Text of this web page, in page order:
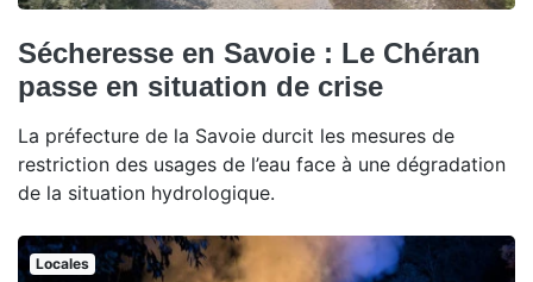
Sécheresse en Savoie : Le Chéran
passe en situation de crise
La préfecture de la Savoie durcit les mesures de
restriction des usages de l’eau face à une dégradation
de la situation hydrologique.
Locales